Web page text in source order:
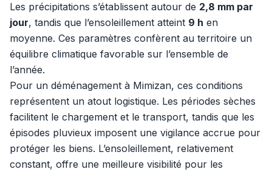
Les précipitations s’établissent autour de 2,8 mm par
jour, tandis que l’ensoleillement atteint 9 h en
moyenne. Ces paramètres confèrent au territoire un
équilibre climatique favorable sur l’ensemble de
l’année.
Pour un déménagement à Mimizan, ces conditions
représentent un atout logistique. Les périodes sèches
facilitent le chargement et le transport, tandis que les
épisodes pluvieux imposent une vigilance accrue pour
protéger les biens. L’ensoleillement, relativement
constant, offre une meilleure visibilité pour les